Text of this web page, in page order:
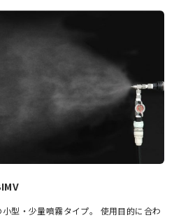
型・少量噴霧タイプ。 使用目的に合わ